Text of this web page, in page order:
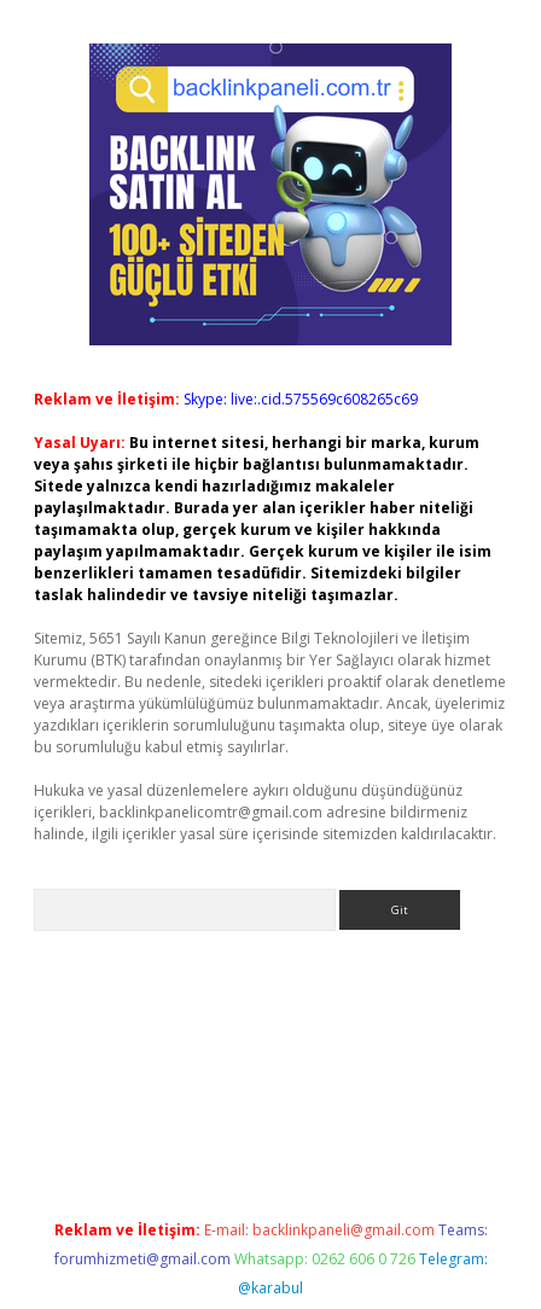
Reklam ve İletişim: Skype: live:.cid.575569c608265c69
Yasal Uyarı: Bu internet sitesi, herhangi bir marka, kurum
veya şahıs şirketi ile hiçbir bağlantısı bulunmamaktadır.
Sitede yalnızca kendi hazırladığımız makaleler
paylaşılmaktadır. Burada yer alan içerikler haber niteliği
taşımamakta olup, gerçek kurum ve kişiler hakkında
paylaşım yapılmamaktadır. Gerçek kurum ve kişiler ile isim
benzerlikleri tamamen tesadüfidir. Sitemizdeki bilgiler
taslak halindedir ve tavsiye niteliği taşımazlar.
Sitemiz, 5651 Sayılı Kanun gereğince Bilgi Teknolojileri ve İletişim
Kurumu (BTK) tarafından onaylanmış bir Yer Sağlayıcı olarak hizmet
vermektedir. Bu nedenle, sitedeki içerikleri proaktif olarak denetleme
veya araştırma yükümlülüğümüz bulunmamaktadır. Ancak, üyelerimiz
yazdıkları içeriklerin sorumluluğunu taşımakta olup, siteye üye olarak
bu sorumluluğu kabul etmiş sayılırlar.
Hukuka ve yasal düzenlemelere aykırı olduğunu düşündüğünüz
içerikleri, backlinkpanelicomtr@gmail.com adresine bildirmeniz
halinde, ilgili içerikler yasal süre içerisinde sitemizden kaldırılacaktır.
Reklam ve İletişim: E-mail: backlinkpaneli@gmail.com Teams:
forumhizmeti@gmail.com Whatsapp: 0262 606 0 726 Telegram:
@karabul